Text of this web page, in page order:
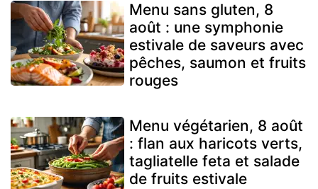
Menu sans gluten, 8
août : une symphonie
estivale de saveurs avec
pêches, saumon et fruits
rouges
Menu végétarien, 8 août
: flan aux haricots verts,
tagliatelle feta et salade
de fruits estivale